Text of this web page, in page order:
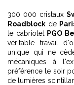
300 000 cristaux
Roadblock de
le cabriolet PGO
véritable travail
unique qui ne
mécaniques à
préférence le soir
de lumières